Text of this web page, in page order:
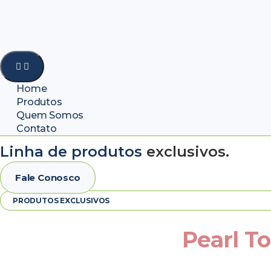
Home
Produtos
Quem Somos
Contato
Linha de produtos exclusivos.
Fale Conosco
PRODUTOS EXCLUSIVOS
Pearl